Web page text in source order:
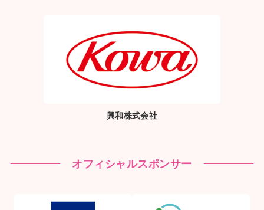
興和株式会社
オフィシャルスポンサー